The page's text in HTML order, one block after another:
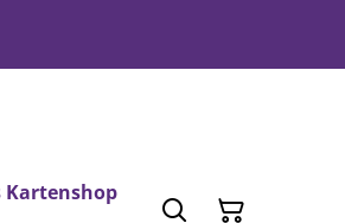
Kartenshop